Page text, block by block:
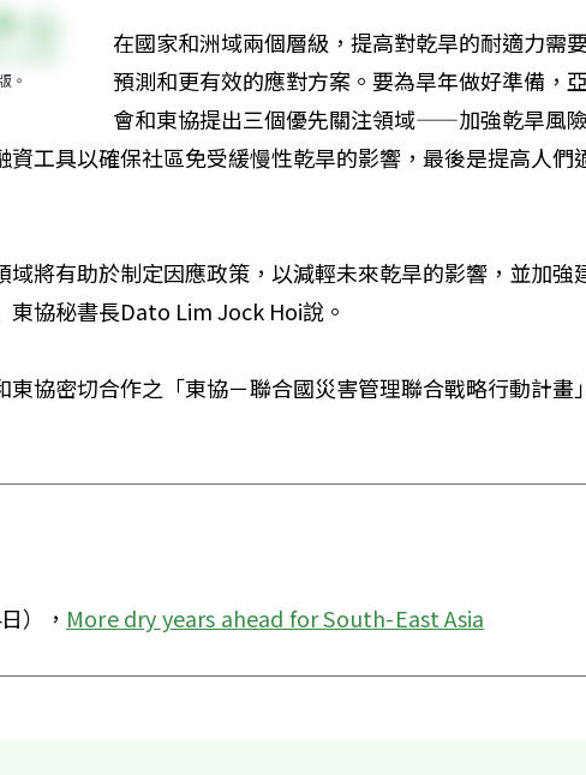
。
在國家和洲域兩個層級，提高對乾旱的耐適力需
預測和更有效的應對方案。要為旱年做好準備，
會和東協提出三個優先關注領域——加強乾旱風
資工具以確保社區免受緩慢性乾旱的影響，最後是提高人們
域將有助於制定因應政策，以減輕未來乾旱的影響，並加強
東協秘書長Dato Lim Jock Hoi說。
東協密切合作之「東協－聯合國災害管理聯合戰略行動計畫
）， More dry years ahead for South-East Asia